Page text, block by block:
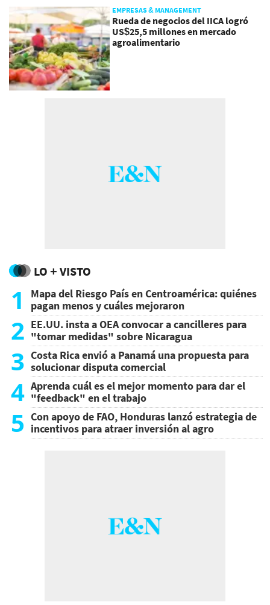
EMPRESAS & MANAGEMENT
Rueda de negocios del IICA logró
US$25,5 millones en mercado
agroalimentario
LO + VISTO
1
Mapa del Riesgo País en Centroamérica: quiénes
pagan menos y cuáles mejoraron
2 EE.UU. insta a OEA convocar a cancilleres para
"tomar medidas" sobre Nicaragua
3 Costa Rica envió a Panamá una propuesta para
solucionar disputa comercial
4 Aprenda cuál es el mejor momento para dar el
"feedback" en el trabajo
5 Con apoyo de FAO, Honduras lanzó estrategia de
incentivos para atraer inversión al agro